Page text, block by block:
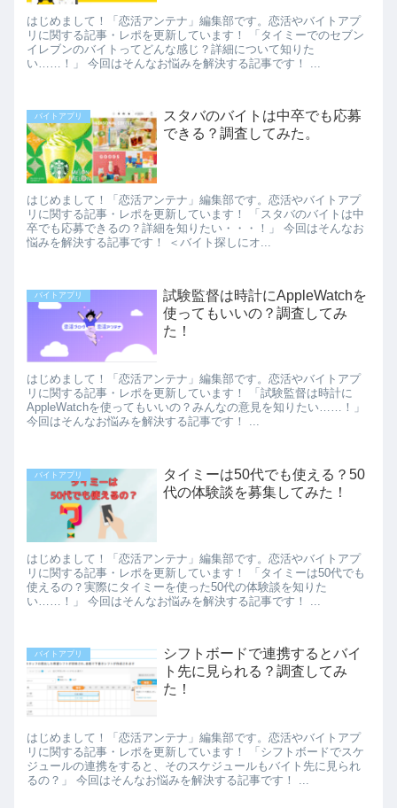
はじめまして！「恋活アンテナ」編集部です。恋活やバイトアプ
リに関する記事・レポを更新しています！ 「タイミーでのセブン
イレブンのバイトってどんな感じ？詳細について知りた
い……！」 今回はそんなお悩みを解決する記事です！ ...
バイトアプリ
スタバのバイトは中卒でも応募
できる？調査してみた。
はじめまして！「恋活アンテナ」編集部です。恋活やバイトアプ
リに関する記事・レポを更新しています！ 「スタバのバイトは中
卒でも応募できるの？詳細を知りたい・・・！」 今回はそんなお
悩みを解決する記事です！ ＜バイト探しにオ...
バイトアプリ
試験監督は時計にAppleWatchを
使ってもいいの？調査してみ
た！
はじめまして！「恋活アンテナ」編集部です。恋活やバイトアプ
リに関する記事・レポを更新しています！ 「試験監督は時計に
AppleWatchを使ってもいいの？みんなの意見を知りたい……！」
今回はそんなお悩みを解決する記事です！ ...
バイトアプリ
タイミーは50代でも使える？50
代の体験談を募集してみた！
はじめまして！「恋活アンテナ」編集部です。恋活やバイトアプ
リに関する記事・レポを更新しています！ 「タイミーは50代でも
使えるの？実際にタイミーを使った50代の体験談を知りた
い……！」 今回はそんなお悩みを解決する記事です！ ...
バイトアプリ
シフトボードで連携するとバイ
ト先に見られる？調査してみ
た！
はじめまして！「恋活アンテナ」編集部です。恋活やバイトアプ
リに関する記事・レポを更新しています！ 「シフトボードでスケ
ジュールの連携をすると、そのスケジュールもバイト先に見られ
るの？」 今回はそんなお悩みを解決する記事です！ ...